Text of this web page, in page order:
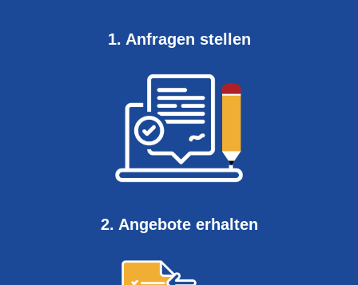
1. Anfragen stellen
2. Angebote erhalten